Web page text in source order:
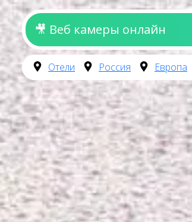
🎥 Веб камеры онлайн
Отели Россия Европа